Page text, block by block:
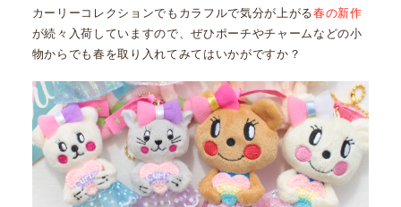
カーリーコレクションでもカラフルで気分が上がる春の新作
が続々入荷していますので、ぜひポーチやチャームなどの小
物からでも春を取り入れてみてはいかがですか？